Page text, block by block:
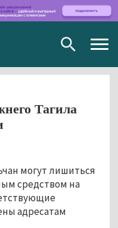
Тагила
могут лишиться
средством на
адресатам